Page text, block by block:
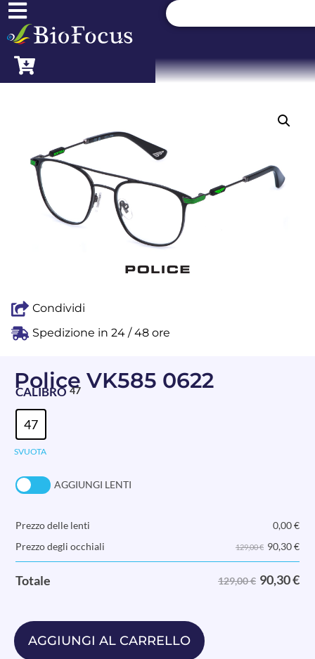
Condividi
Spedizione in 24 / 48 ore
Police VK585 0622
CALIBRO 47
47
SVUOTA
AGGIUNGI LENTI
Prezzo delle lenti 0,00€
Prezzo degli occhiali
129,00 € 90,30€
Totale 129,00 € 90,30€
AGGIUNGI AL CARRELLO